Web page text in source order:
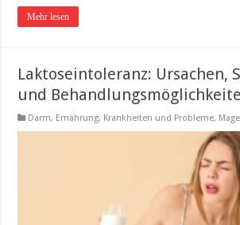
Mehr lesen
Laktoseintoleranz: Ursachen,
und
Darm, Ernährung, Krankheiten und Probleme,